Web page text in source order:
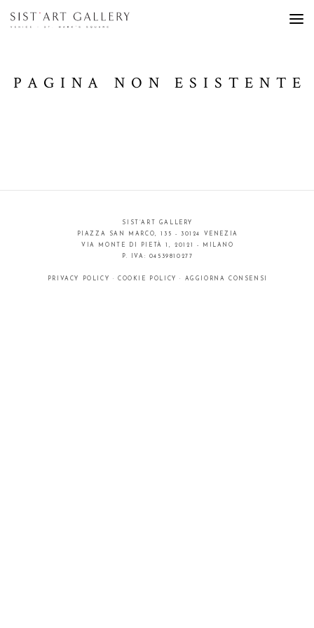
PAGINA NON ESISTENTE
SIST’ART GALLERY
PIAZZA SAN MARCO, 135 - 30124 VENEZIA
VIA MONTE DI PIETÀ 1, 20121 - MILANO
P. IVA: 04539810277
PRIVACY POLICY · COOKIE POLICY · AGGIORNA CONSENSI